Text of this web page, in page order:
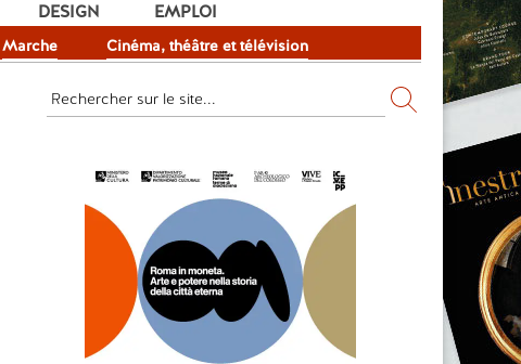
Marche Cinéma, théâtre et télévision
DESIGN EMPLOI